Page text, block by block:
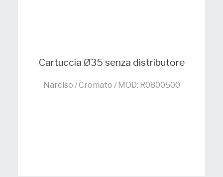
Cartuccia Ø35 senza distributore
Narciso / Cromato / MOD: R0800500